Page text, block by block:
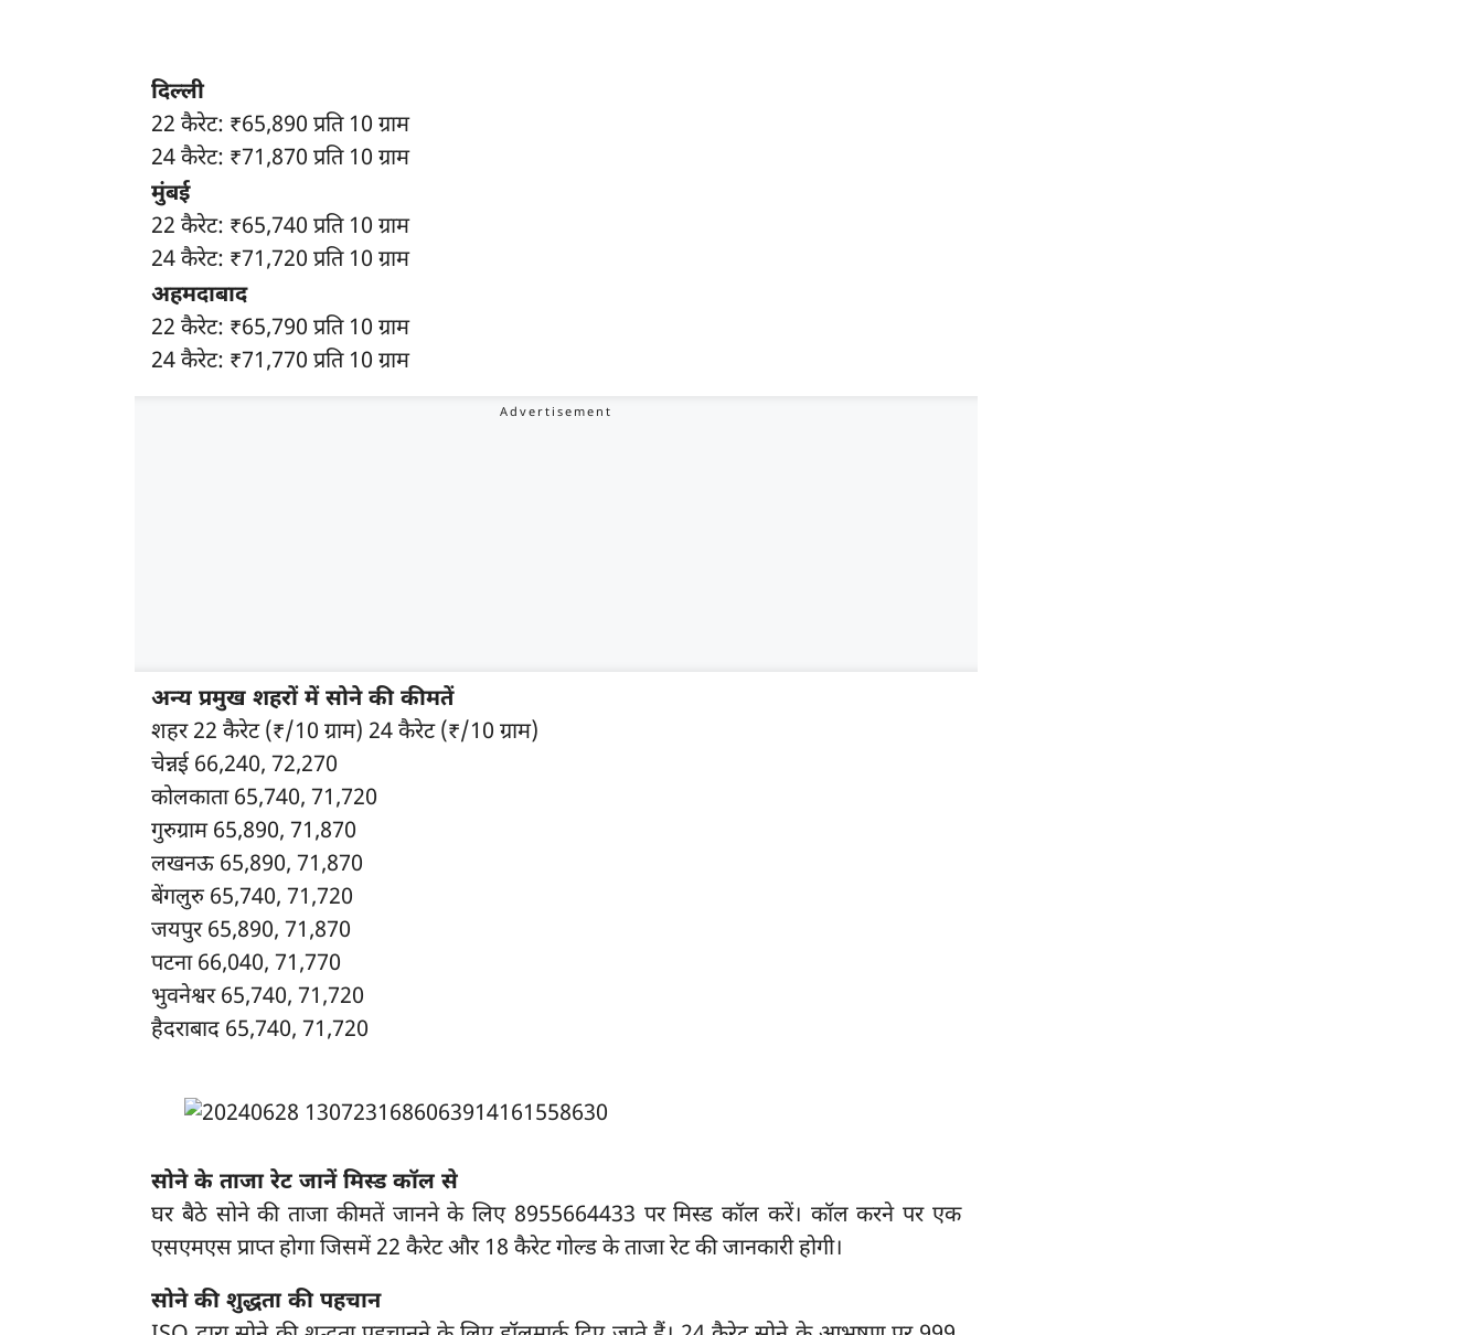
दिल्ली
22 कैरेट: ₹65,890 प्रति 10 ग्राम
24 कैरेट: ₹71,870 प्रति 10 ग्राम
मुंबई
22 कैरेट: ₹65,740 प्रति 10 ग्राम
24 कैरेट: ₹71,720 प्रति 10 ग्राम
अहमदाबाद
22 कैरेट: ₹65,790 प्रति 10 ग्राम
24 कैरेट: ₹71,770 प्रति 10 ग्राम
अन्य प्रमुख शहरों में सोने की कीमतें
शहर 22 कैरेट (₹/10 ग्राम) 24 कैरेट (₹/10 ग्राम)
चेन्नई 66,240, 72,270
कोलकाता 65,740, 71,720
गुरुग्राम 65,890, 71,870
लखनऊ 65,890, 71,870
बेंगलुरु 65,740, 71,720
जयपुर 65,890, 71,870
पटना 66,040, 71,770
भुवनेश्वर 65,740, 71,720
हैदराबाद 65,740, 71,720
सोने के ताजा रेट जानें मिस्ड कॉल से
घर बैठे सोने की ताजा कीमतें जानने के लिए 8955664433 पर मिस्ड कॉल करें। कॉल करने पर एक
एसएमएस प्राप्त होगा जिसमें 22 कैरेट और 18 कैरेट गोल्ड के ताजा रेट की जानकारी होगी।
सोने की शुद्धता की पहचान